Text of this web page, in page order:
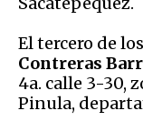
El tercero de
Contreras
4a. calle 3-30,
Pinula,